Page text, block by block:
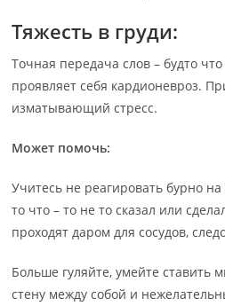
Тяжесть в груди:
Точная передача слов – будто
проявляет себя кардионевроз.
изматывающий стресс.
Может помочь:
Учитесь не реагировать бурно
то что – то не то сказал или
проходят даром для сосудов,
Больше гуляйте, умейте ставить
стену между собой и